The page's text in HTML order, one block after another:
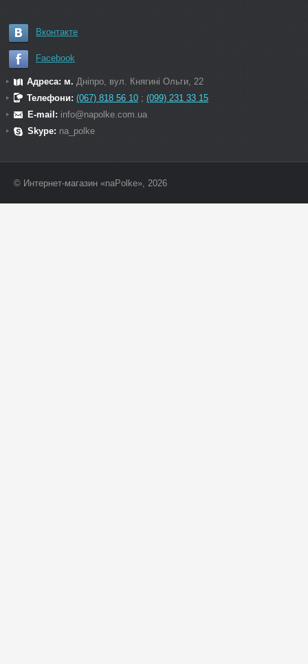
Вконтакте
Facebook
Адреса: м. Дніпро, вул. Княгині Ольги, 22
Телефони: (067) 818 56 10 ; (099) 231 33 15
E-mail: info@napolke.com.ua
Skype: na_polke
© Интернет-магазин «naPolke», 2026